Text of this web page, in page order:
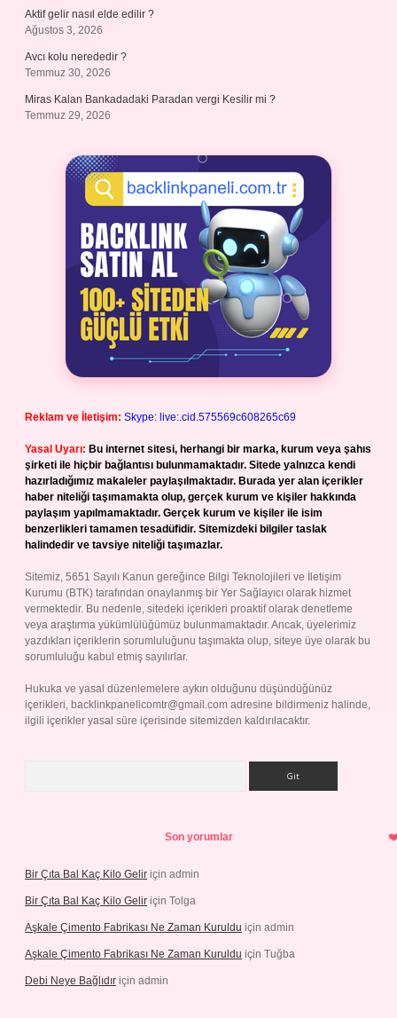
Aktif gelir nasıl elde edilir ?
Ağustos 3, 2026
Avcı kolu nerededir ?
Temmuz 30, 2026
Miras Kalan Bankadadaki Paradan vergi Kesilir mi ?
Temmuz 29, 2026
Reklam ve İletişim: Skype: live:.cid.575569c608265c69
Yasal Uyarı: Bu internet sitesi, herhangi bir marka, kurum veya şahıs
şirketi ile hiçbir bağlantısı bulunmamaktadır. Sitede yalnızca kendi
hazırladığımız makaleler paylaşılmaktadır. Burada yer alan içerikler
haber niteliği taşımamakta olup, gerçek kurum ve kişiler hakkında
paylaşım yapılmamaktadır. Gerçek kurum ve kişiler ile isim
benzerlikleri tamamen tesadüfidir. Sitemizdeki bilgiler taslak
halindedir ve tavsiye niteliği taşımazlar.
Sitemiz, 5651 Sayılı Kanun gereğince Bilgi Teknolojileri ve İletişim
Kurumu (BTK) tarafından onaylanmış bir Yer Sağlayıcı olarak hizmet
vermektedir. Bu nedenle, sitedeki içerikleri proaktif olarak denetleme
veya araştırma yükümlülüğümüz bulunmamaktadır. Ancak, üyelerimiz
yazdıkları içeriklerin sorumluluğunu taşımakta olup, siteye üye olarak bu
sorumluluğu kabul etmiş sayılırlar.
Hukuka ve yasal düzenlemelere aykırı olduğunu düşündüğünüz
içerikleri, backlinkpanelicomtr@gmail.com adresine bildirmeniz halinde,
ilgili içerikler yasal süre içerisinde sitemizden kaldırılacaktır.
Son yorumlar
Bir Çıta Bal Kaç Kilo Gelir için admin
Bir Çıta Bal Kaç Kilo Gelir için Tolga
Aşkale Çimento Fabrikası Ne Zaman Kuruldu için admin
Aşkale Çimento Fabrikası Ne Zaman Kuruldu için Tuğba
Debi Neye Bağlıdır için admin